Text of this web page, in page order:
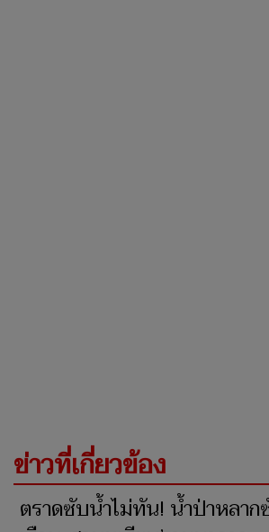
ข่าวที่เกี่ยวข้อง
ตราดซับน้ำไม่ทัน! น้ำป่าหลาก